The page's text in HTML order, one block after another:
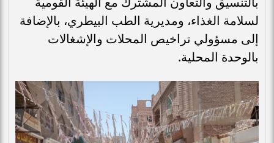
لسلامة الغذاء، ومديرية الطب البيطري، بالإضافة
إلى مسؤولي تراخيص المحلات والإشغالات
بالوحدة المحلية.